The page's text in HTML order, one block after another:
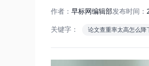
作者： 早标网编辑部发布时间：
关键字：
论文查重率太高怎么降